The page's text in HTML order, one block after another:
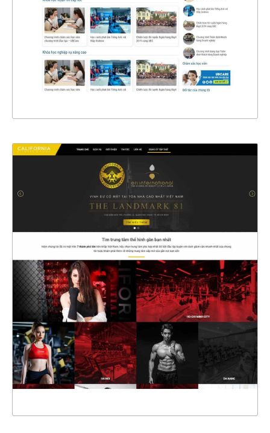
CHI TIẾT
XEM THỰC TẾ
4553
CHI TIẾT
XEM THỰC TẾ